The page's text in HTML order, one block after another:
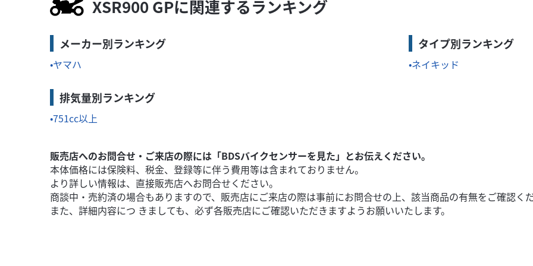
本体価格:55.99 万円 （税込）
XSR900 GPに関連するランキング
メーカー別ランキング
ヤマハ
タイプ別ランキング
ネイキッド
排気量別ランキング
751cc以上
販売店へのお問合せ・ご来店の際には「BDSバイクセンサーを見た」とお伝えください。
本体価格には保険料、税金、登録等に伴う費用等は含まれておりません。
より詳しい情報は、直接販売店へお問合せください。
商談中・売約済の場合もありますので、販売店にご来店の際は事前にお問合せの上、該当商品の有無をご確認くだ
また、詳細内容につ きましても、必ず各販売店にご確認いただきますようお願いいたします。